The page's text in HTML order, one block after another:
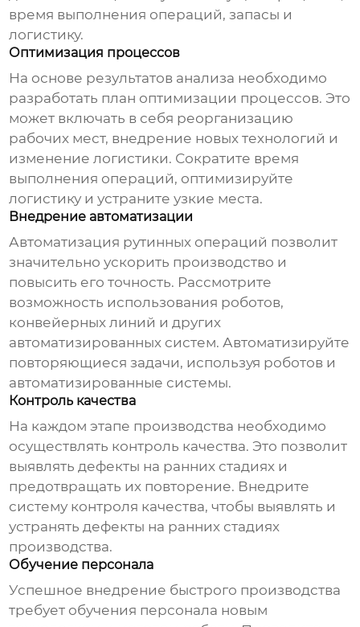
время выполнения операций, запасы и
логистику.
Оптимизация процессов
На основе результатов анализа необходимо
разработать план оптимизации процессов. Это
может включать в себя реорганизацию
рабочих мест, внедрение новых технологий и
изменение логистики. Сократите время
выполнения операций, оптимизируйте
логистику и устраните узкие места.
Внедрение автоматизации
Автоматизация рутинных операций позволит
значительно ускорить производство и
повысить его точность. Рассмотрите
возможность использования роботов,
конвейерных линий и других
автоматизированных систем. Автоматизируйте
повторяющиеся задачи, используя роботов и
автоматизированные системы.
Контроль качества
На каждом этапе производства необходимо
осуществлять контроль качества. Это позволит
выявлять дефекты на ранних стадиях и
предотвращать их повторение. Внедрите
систему контроля качества, чтобы выявлять и
устранять дефекты на ранних стадиях
производства.
Обучение персонала
Успешное внедрение быстрого производства
требует обучения персонала новым